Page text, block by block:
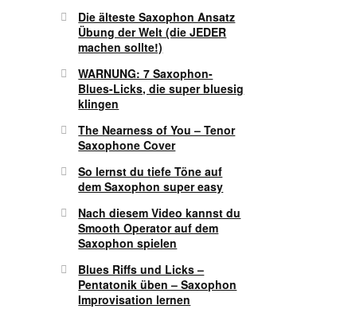
Die älteste Saxophon Ansatz
Übung der Welt (die JEDER
machen sollte!)
WARNUNG: 7 Saxophon-
Blues-Licks, die super bluesig
klingen
The Nearness of You – Tenor
Saxophone Cover
So lernst du tiefe Töne auf
dem Saxophon super easy
Nach diesem Video kannst du
Smooth Operator auf dem
Saxophon spielen
Blues Riffs und Licks –
Pentatonik üben – Saxophon
Improvisation lernen